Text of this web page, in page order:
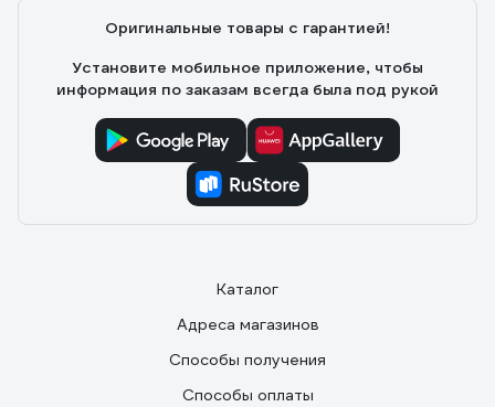
Оригинальные товары с гарантией!
Установите мобильное приложение, чтобы
информация по заказам всегда была под рукой
Каталог
Адреса магазинов
Способы получения
Способы оплаты